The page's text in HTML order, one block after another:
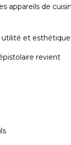
appareils de
utilité et esthétique
revient